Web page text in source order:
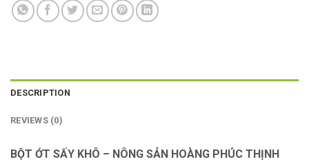
DESCRIPTION
REVIEWS (0)
BỘT ỚT SẤY KHÔ – NÔNG SẢN HOÀNG PHÚC THỊNH